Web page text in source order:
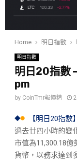
Home 明日指數
明日指數
明日20指數
pm
by CoinTmr報價精
【明日20指數】
過去廿四小時的變
市值為11,300.18億
貨幣，以務求達到